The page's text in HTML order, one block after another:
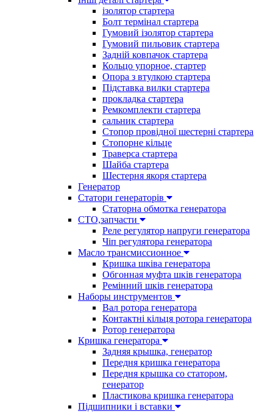
ізолятор стартера
Болт термінал стартера
Гумовий ізолятор стартера
Гумовий пильовик стартера
Задній ковпачок стартера
Кольцо упорное, стартер
Опора з втулкою стартера
Підставка вилки стартера
прокладка стартера
Ремкомплекти стартера
сальник стартера
Стопор провідної шестерні стартера
Стопорне кільце
Траверса стартера
Шайба стартера
Шестерня якоря стартера
Генератор
Cтатори генераторів
Статорна обмотка генератора
СТО,запчасти
Реле регулятор напруги генератора
Чіп регулятора генератора
Масло трансмиссионное
Кришка шківа генератора
Обгонная муфта шків генератора
Ремінний шків генератора
Наборы инструментов
Вал ротора генератора
Контактні кільця ротора генератора
Ротор генератора
Кришка генератора
Задняя крышка, генератор
Передня кришка генератора
Передня крышка со статором,
генератор
Пластикова кришка генератора
Підшипники і вставки